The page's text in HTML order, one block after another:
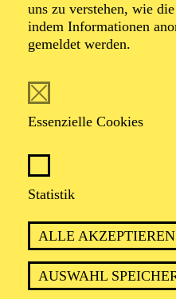
uns zu verstehen, wie
indem Informationen
gemeldet werden.
Essenzielle Cookies
Statistik
ALLE AKZEPTIEREN
AUSWAHL
von Christoph Frick,
der
05.